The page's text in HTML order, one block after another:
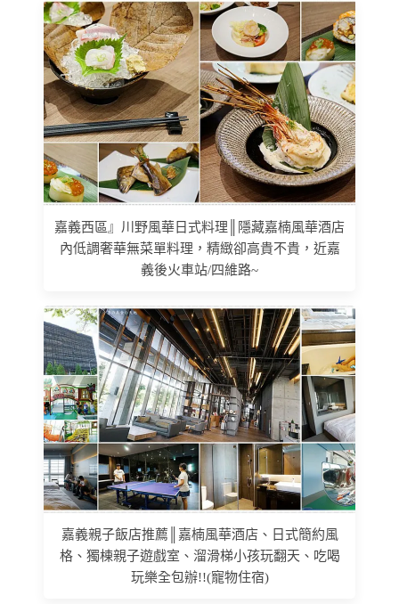
嘉義西區』川野風華日式料理║隱藏嘉楠風華酒店
內低調奢華無菜單料理，精緻卻高貴不貴，近嘉
義後火車站/四維路~
嘉義親子飯店推薦║嘉楠風華酒店、日式簡約風
格、獨棟親子遊戲室、溜滑梯小孩玩翻天、吃喝
玩樂全包辦!!(寵物住宿)